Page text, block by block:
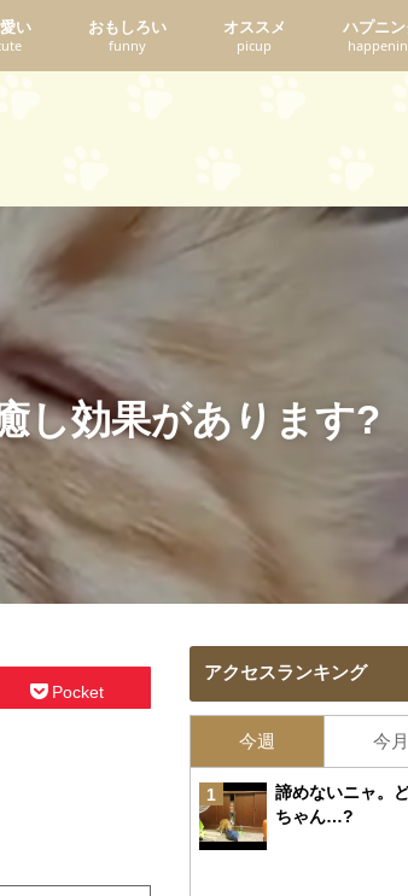
い
おもしろい
funny
オススメ
picup
ハプニ
し効果があります?
Pocket
アクセスランキング
今週 今月
1
諦めないニャ。
ちゃん…?